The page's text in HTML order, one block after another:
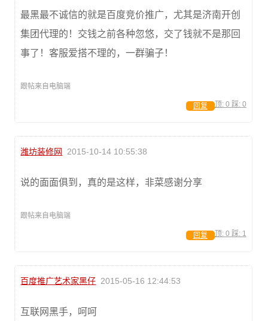
最黑最不诚信的就是百度竞价推广，尤其是济南开创
集团代理的！交钱之前各种忽悠，交了钱就不是那回
事了！客服爱搭不理的，一群骗子！
跟帖来自电脑端
顶: 0 踩: 0
回复
潍坊装修网 2015-10-14 10:55:38
说的面面俱到，真的是这样，非菜感谢分享
跟帖来自电脑端
顶: 0 踩: 1
回复
百度推广艺术家黑仔 2015-05-16 12:44:53
互联网黑手，呵呵